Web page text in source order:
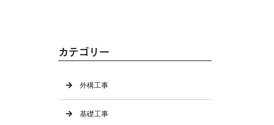
カテゴリー
外構工事
基礎工事